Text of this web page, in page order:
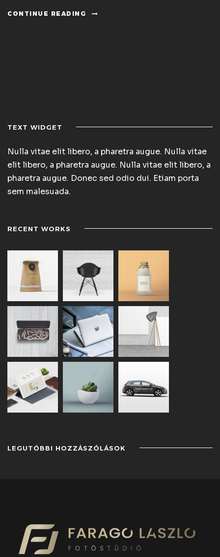
CONTINUE READING
TEXT WIDGET
Nulla vitae elit libero, a pharetra augue. Nulla vitae
elit libero, a pharetra augue. Nulla vitae elit libero, a
pharetra augue. Donec sed odio dui. Etiam porta
sem malesuada.
RECENT WORKS
LEGUTÓBBI HOZZÁSZÓLÁSOK